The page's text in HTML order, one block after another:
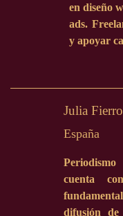
en diseño
ads.
y apoyar
Julia
España
cuenta
difusión